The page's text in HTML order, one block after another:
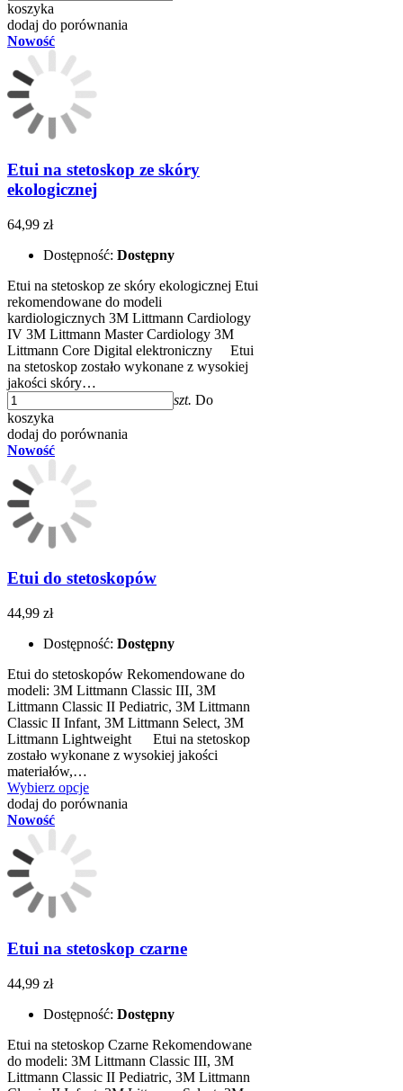
koszyka
dodaj do porównania
Nowość
Etui na stetoskop ze skóry
ekologicznej
64,99 zł
Dostępność: Dostępny
Etui na stetoskop ze skóry ekologicznej Etui
rekomendowane do modeli
kardiologicznych 3M Littmann Cardiology
IV 3M Littmann Master Cardiology 3M
Littmann Core Digital elektroniczny​ Etui
na stetoskop zostało wykonane z wysokiej
jakości skóry…
szt. Do
koszyka
dodaj do porównania
Nowość
Etui do stetoskopów
44,99 zł
Dostępność: Dostępny
Etui do stetoskopów Rekomendowane do
modeli: 3M Littmann Classic III, 3M
Littmann Classic II Pediatric, 3M Littmann
Classic II Infant, 3M Littmann Select, 3M
Littmann Lightweight ​​ Etui na stetoskop
zostało wykonane z wysokiej jakości
materiałów,…
Wybierz opcje
dodaj do porównania
Nowość
Etui na stetoskop czarne
44,99 zł
Dostępność: Dostępny
Etui na stetoskop Czarne Rekomendowane
do modeli: 3M Littmann Classic III, 3M
Littmann Classic II Pediatric, 3M Littmann